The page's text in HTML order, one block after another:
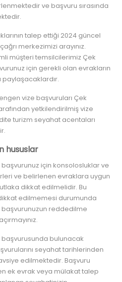
ve başvuru sırasında
talep ettiği 2024 güncel
merkezimizi arayınız.
müşteri temsilcilerimiz Çek
için gerekli olan evrakların
vize başvuruları Çek
yetkilendirilmiş vize
turizm seyahat acentaları
hususlar
için konsolosluklar ve
ve belirlenen evraklara uygun
dikkat edilmelidir. Bu
edilmemesi durumunda
başvurunuzun reddedilme
başvurusunda bulunacak
seyahat tarihlerinden
edilmektedir. Başvuru
ek evrak veya mülakat talep